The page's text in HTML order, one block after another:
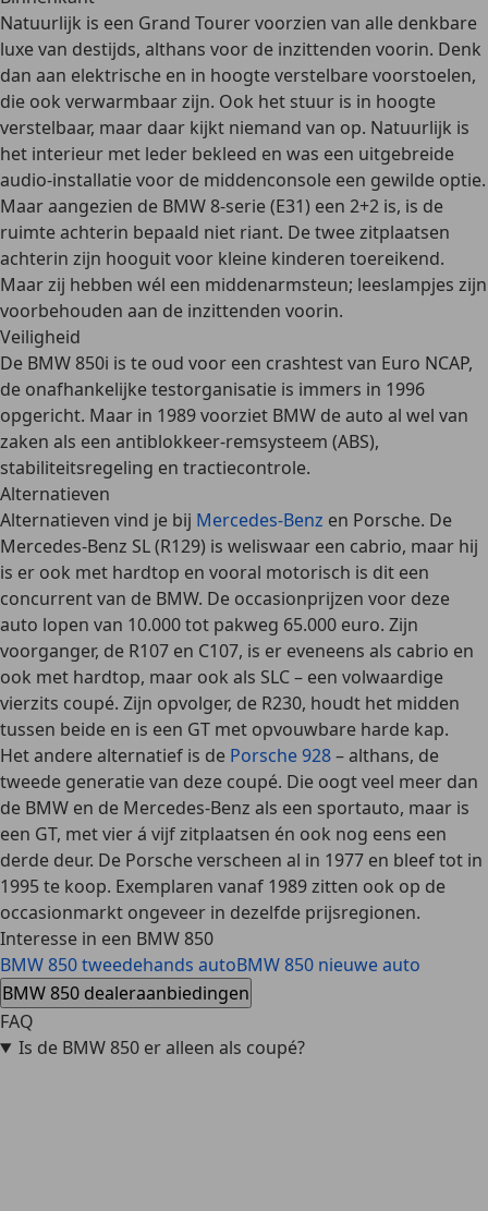
Natuurlijk is een Grand Tourer voorzien van alle denkbare
luxe van destijds, althans voor de inzittenden voorin. Denk
dan aan elektrische en in hoogte verstelbare voorstoelen,
die ook verwarmbaar zijn. Ook het stuur is in hoogte
verstelbaar, maar daar kijkt niemand van op. Natuurlijk is
het interieur met leder bekleed en was een uitgebreide
audio-installatie voor de middenconsole een gewilde optie.
Maar aangezien de BMW 8-serie (E31) een 2+2 is, is de
ruimte achterin bepaald niet riant. De twee zitplaatsen
achterin zijn hooguit voor kleine kinderen toereikend.
Maar zij hebben wél een middenarmsteun; leeslampjes zijn
voorbehouden aan de inzittenden voorin.
Veiligheid
De BMW 850i is te oud voor een crashtest van Euro NCAP,
de onafhankelijke testorganisatie is immers in 1996
opgericht. Maar in 1989 voorziet BMW de auto al wel van
zaken als een antiblokkeer-remsysteem (ABS),
stabiliteitsregeling en tractiecontrole.
Alternatieven
Alternatieven vind je bij Mercedes-Benz en Porsche. De
Mercedes-Benz SL (R129) is weliswaar een cabrio, maar hij
is er ook met hardtop en vooral motorisch is dit een
concurrent van de BMW. De occasionprijzen voor deze
auto lopen van 10.000 tot pakweg 65.000 euro. Zijn
voorganger, de R107 en C107, is er eveneens als cabrio en
ook met hardtop, maar ook als SLC – een volwaardige
vierzits coupé. Zijn opvolger, de R230, houdt het midden
tussen beide en is een GT met opvouwbare harde kap.
Het andere alternatief is de Porsche 928– althans, de
tweede generatie van deze coupé. Die oogt veel meer dan
de BMW en de Mercedes-Benz als een sportauto, maar is
een GT, met vier á vijf zitplaatsen én ook nog eens een
derde deur. De Porsche verscheen al in 1977 en bleef tot in
1995 te koop. Exemplaren vanaf 1989 zitten ook op de
occasionmarkt ongeveer in dezelfde prijsregionen.
Interesse in een BMW 850
BMW 850 tweedehands autoBMW 850 nieuwe auto
BMW 850 dealeraanbiedingen
FAQ
Is de BMW 850 er alleen als coupé?